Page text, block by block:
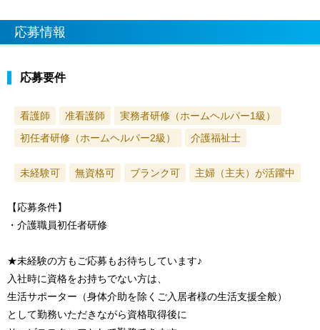
応募情報
応募要件
看護師 准看護師
実務者研修（ホームヘルパー1級）
初任者研修（ホームヘルパー2級）
介護福祉士
未経験可 無資格可 ブランク可 主婦（主夫）が活躍中
【応募条件】
・介護職員初任者研修
★未経験の方もご応募もお待ちしています♪
入社時に資格をお持ちでない方は、
生活サポーター（身体介助を除くご入居者様の生活支援全般）
として勤務いただきながら資格取得後に